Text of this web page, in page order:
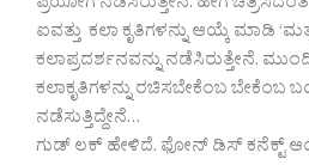
ಐವತ್ತು ಕಲಾ ಕೃತಿಗಳನ್ನು ಆಯ್ಕೆ ಮಾಡಿ
ಕಲಾಪ್ರದರ್ಶನವನ್ನು ನಡೆಸಿರುತ್ತೇನೆ.
ಕಲಾಕೃತಿಗಳನ್ನು ರಚಿಸಬೇಕೆಂಬ ಬೇಕೆಂಬ
ನಡೆಸುತ್ತಿದ್ದೇನೆ…
ಗುಡ್ ಲಕ್ ಹೇಳಿದೆ. ಫೋನ್ ಡಿಸ್ ಕನೆಕ್ಟ್